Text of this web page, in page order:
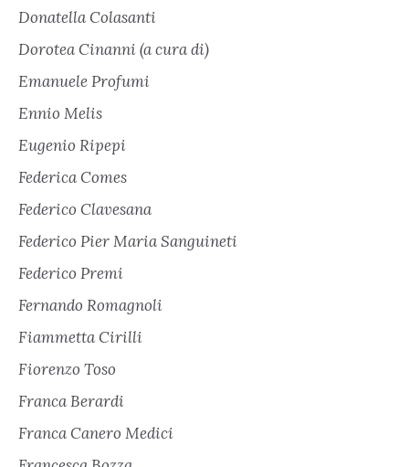
Donatella Colasanti
Dorotea Cinanni (a cura di)
Emanuele Profumi
Ennio Melis
Eugenio Ripepi
Federica Comes
Federico Clavesana
Federico Pier Maria Sanguineti
Federico Premi
Fernando Romagnoli
Fiammetta Cirilli
Fiorenzo Toso
Franca Berardi
Franca Canero Medici